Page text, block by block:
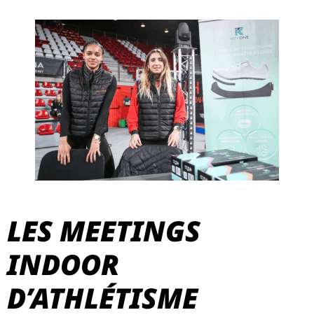
LES MEETINGS
INDOOR
D’ATHLÉTISME